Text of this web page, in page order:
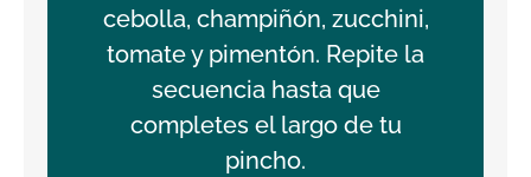
cebolla, champiñón, zucchini,
tomate y pimentón. Repite la
secuencia hasta que
completes el largo de tu
pincho.